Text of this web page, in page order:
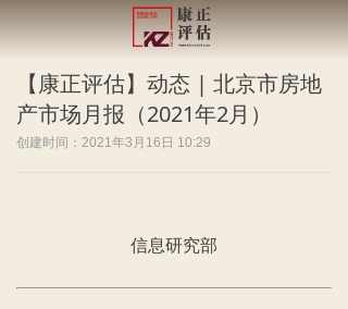
【康正评估】动态 | 北京市房地
产市场月报（2021年2月）
创建时间： 2021年3月16日 10:29
信息研究部